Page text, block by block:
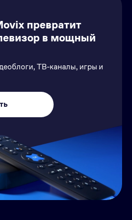
превратит
в мощный
ТВ-каналы, игры и